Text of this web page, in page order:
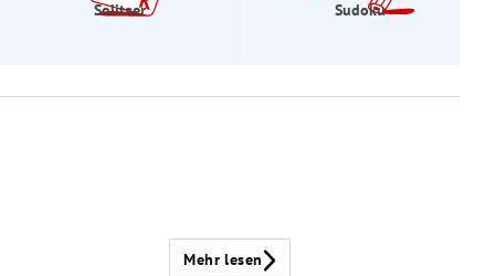
Solitaer Sudoku
Mehr lesen